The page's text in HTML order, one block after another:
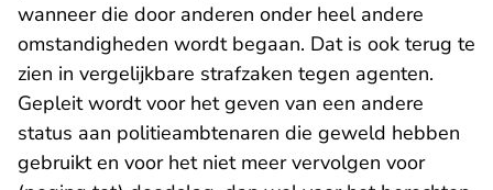
wanneer die door anderen onder heel andere
omstandigheden wordt begaan. Dat is ook terug te
zien in vergelijkbare strafzaken tegen agenten.
Gepleit wordt voor het geven van een andere
status aan politieambtenaren die geweld hebben
gebruikt en voor het niet meer vervolgen voor